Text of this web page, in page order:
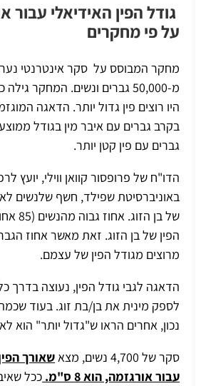
גודל הפין האידיאלי עבור
על פי מחקרים
מחקר המבוסס על סקר אינטרנטי
היו רוצים פין גדול יותר. הדאגה
בקרב גברים עם איבר מין בגודל
גברים עם פין קטן יותר.
הדו"ח של פרופסור קוואן ווילי, יועץ
באוניברסיטת שפילד, חשף שלנשים
של בן
מרוצים מגודל הפין של עצמם.
הדאגה לגבי גודל הפין, נעוצה בדרך
לספק מינית את בן/בת זוג. בעוד
נכון, אחרים הראו ש"גדול יותר" הוא
סקר של 4,700 נשים, מצא
שאורך
עבור אורגזמה, הוא 8 ס"מ.
ככל